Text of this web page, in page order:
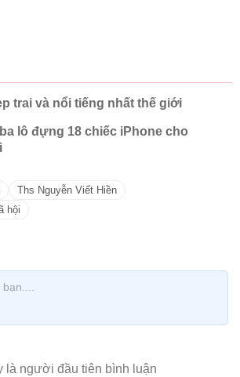
trai và nổi tiếng nhất thế giới
lô đựng 18 chiếc iPhone cho
Ths Nguyễn Viết Hiền
hội